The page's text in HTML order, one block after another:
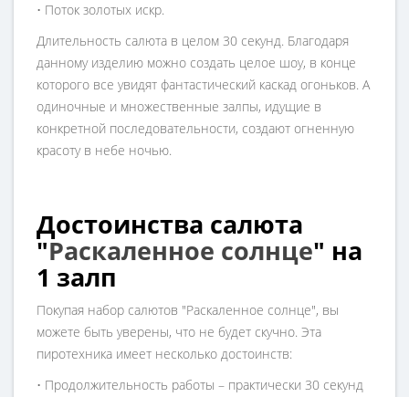
• Поток золотых искр.
Длительность салюта в целом 30 секунд. Благодаря
данному изделию можно создать целое шоу, в конце
которого все увидят фантастический каскад огоньков. А
одиночные и множественные залпы, идущие в
конкретной последовательности, создают огненную
красоту в небе ночью.
Достоинства салюта
"Раскаленное солнце" на
1 залп
Покупая набор салютов "Раскаленное солнце", вы
можете быть уверены, что не будет скучно. Эта
пиротехника имеет несколько достоинств:
• Продолжительность работы – практически 30 секунд